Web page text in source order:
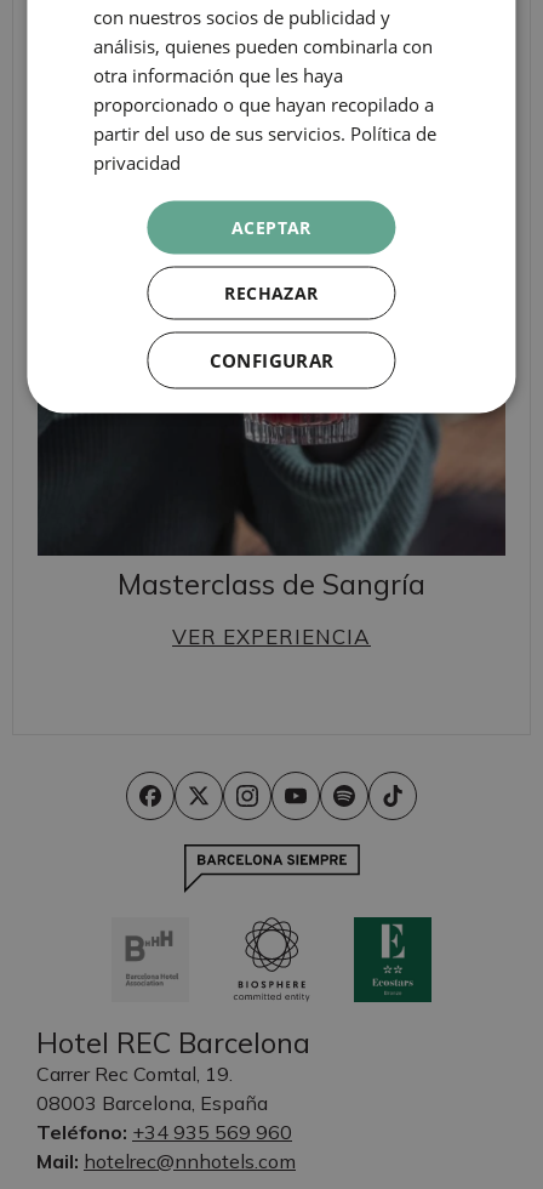
Masterclass de Sangría
VER EXPERIENCIA
Hotel REC Barcelona
Carrer Rec Comtal, 19.
08003 Barcelona, España
Teléfono: +34 935 569 960
Mail: hotelrec@nnhotels.com
ITALIAN
con nuestros socios de publicidad y
análisis, quienes pueden combinarla con
otra información que les haya
proporcionado o que hayan recopilado a
partir del uso de sus servicios. Política de
privacidad
ACEPTAR
RECHAZAR
CONFIGURAR